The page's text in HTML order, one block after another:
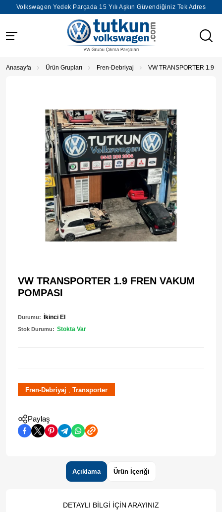
Volkswagen Yedek Parçada 15 Yılı Aşkın Güvendiğiniz Tek Adres
Anasayfa Ürün Grupları Fren-Debriyaj VW TRANSPORTER 1.9
VW TRANSPORTER 1.9 FREN VAKUM
POMPASI
Durumu: İkinci El
Stok Durumu: Stokta Var
Fren-Debriyaj , Transporter
Paylaş
Açıklama Ürün İçeriği
DETAYLI BİLGİ İÇİN ARAYINIZ